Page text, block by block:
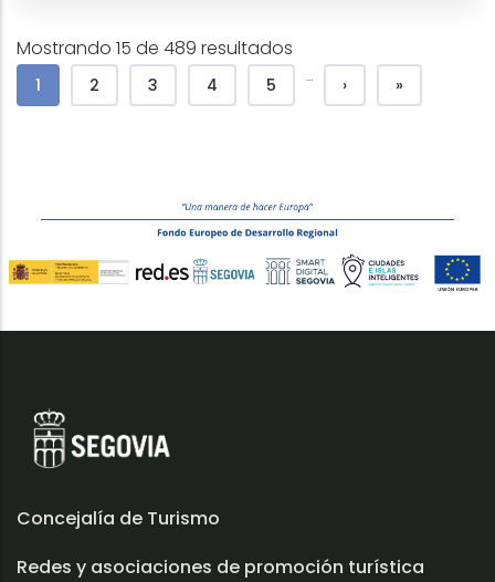
Mostrando 15 de 489 resultados
Paginación
Página actual
1 Page
2 Page
3 Page
4 Page
5 … Siguiente página
› Última
»
Concejalía de Turismo
Redes y asociaciones de promoción turística